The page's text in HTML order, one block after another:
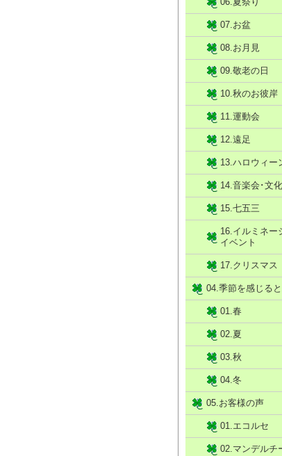
07.お盆
08.お月見
09.敬老の日
10.秋のお彼岸
11.運動会
12.遠足
13.ハロウィー
14.音楽会･文
15.七五三
16.イルミネー
イベント
17.クリスマス
04.季節を感じると
01.春
02.夏
03.秋
04.冬
05.お客様の声
01.エコルセ
02.マンデルチ